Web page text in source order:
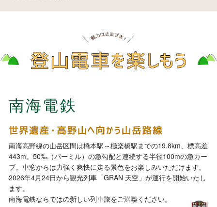
南海電鉄
南海高野線の山岳区間は橋本駅～極楽橋駅までの19.8km、標高差
443m。50‰（パーミル）の急勾配と連続する半径100mの急カー
ブ。車窓からは力強く爽快に走る景色をお楽しみいただけます。
2026年4月24日から観光列車「GRAN 天空」が運行を開始いたし
ます。
南海電鉄ならではの新しい列車旅をご満喫ください。